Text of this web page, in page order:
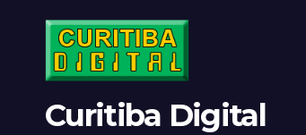
Curitiba Digital